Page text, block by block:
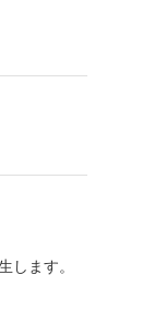
ます。